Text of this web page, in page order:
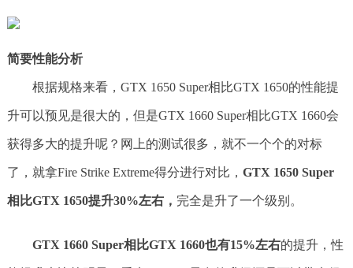
简要性能分析
根据规格来看，GTX 1650 Super相比GTX 1650的性能提
升可以预见是很大的，但是GTX 1660 Super相比GTX 1660会
获得多大的提升呢？网上的测试很多，就不一个个的对标
了，就拿Fire Strike Extreme得分进行对比， GTX 1650 Super
相比GTX 1650提升30%左右， 完全是升了一个级别。
GTX 1660 Super相比GTX 1660也有15%左右的提升，性